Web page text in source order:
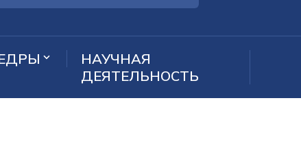
НАУЧНАЯ
ДЕЯТЕЛЬНОСТЬ